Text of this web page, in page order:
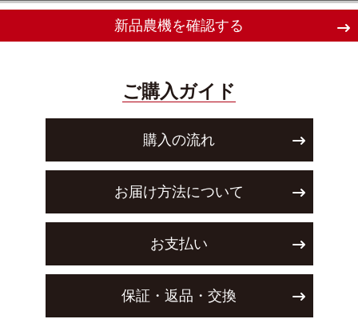
新品農機を確認する
ご購入ガイド
購入の流れ
お届け方法について
お支払い
保証・返品・交換